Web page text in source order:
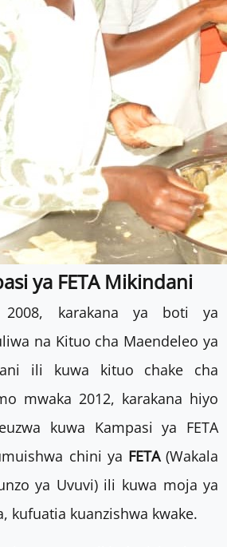
ya FETA Mikindani
2008, karakana ya boti ya
na Kituo cha Maendeleo ya
ili kuwa kituo chake cha
mwaka 2012, karakana hiyo
kuwa Kampasi ya FETA
chini ya FETA(Wakala
ya Uvuvi) ili kuwa moja ya
kufuatia kuanzishwa kwake.